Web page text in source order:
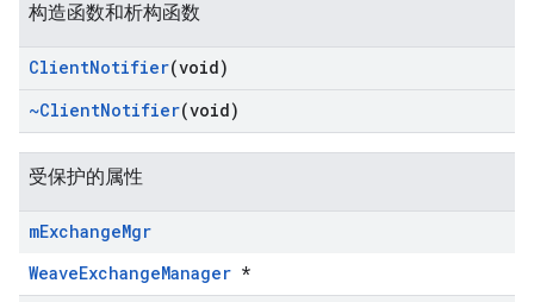
构造函数和析构函数
ClientNotifier(void)
~ClientNotifier(void)
受保护的属性
mExchangeMgr
WeaveExchangeManager *